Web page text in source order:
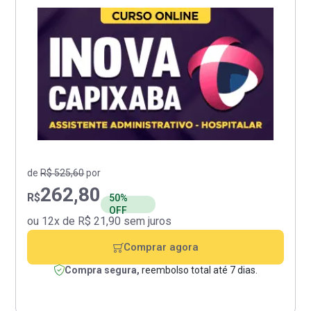
deR$ 525,60por
R$262,80
50%
OFF
ou 12x de R$ 21,90 sem juros
Comprar agora
Compra segura, reembolso total até 7 dias.